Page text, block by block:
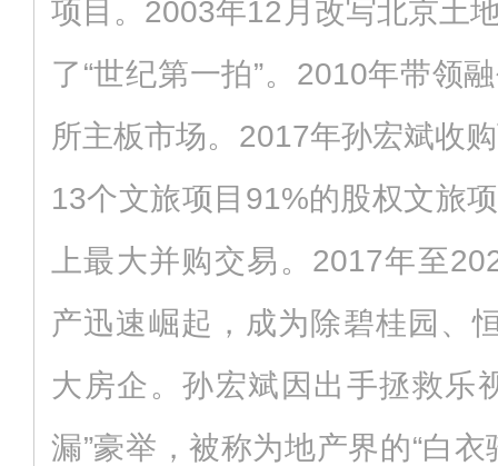
项目。2003年12月改写北京土
了“世纪第一拍”。2010年带领
所主板市场。2017年孙宏斌收
13个文旅项目91%的股权文旅
上最大并购交易。2017年至
产迅速崛起，成为除碧桂园、
大房企。孙宏斌因出手拯救乐
漏”豪举，被称为地产界的“白